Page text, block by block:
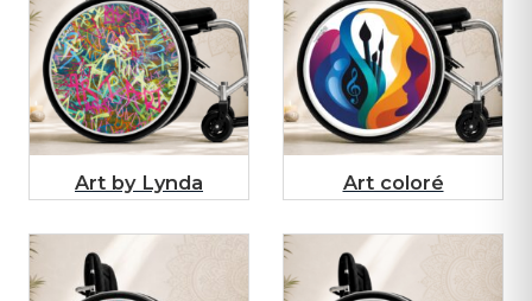
Art by Lynda Art coloré